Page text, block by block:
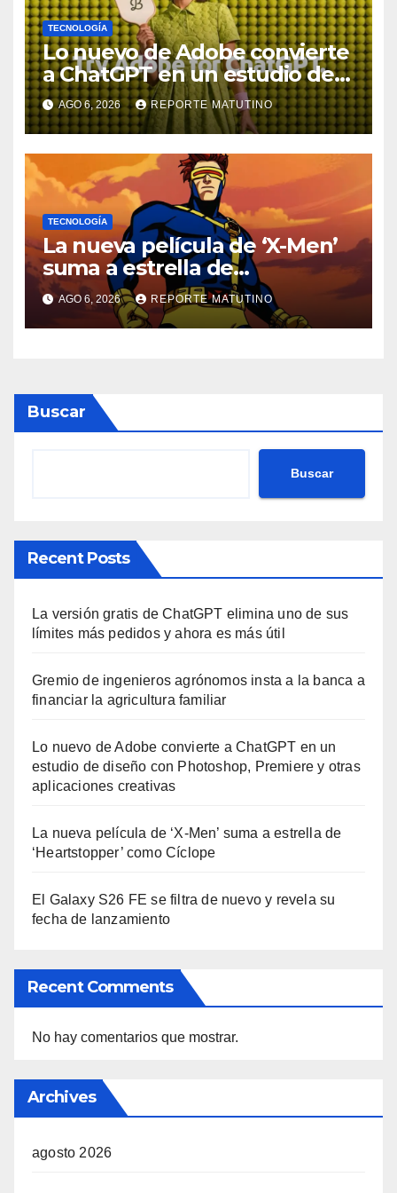
TECNOLOGÍA
Lo nuevo de Adobe convierte
a ChatGPT en un estudio de
diseño con Photoshop,
Premiere y otras aplicaciones
creativas
AGO 6, 2026 REPORTE MATUTINO
TECNOLOGÍA
La nueva película de ‘X-Men’
suma a estrella de
‘Heartstopper’ como Cíclope
AGO 6, 2026 REPORTE MATUTINO
Buscar
Buscar
Recent Posts
La versión gratis de ChatGPT elimina uno de sus
límites más pedidos y ahora es más útil
Gremio de ingenieros agrónomos insta a la banca a
financiar la agricultura familiar
Lo nuevo de Adobe convierte a ChatGPT en un
estudio de diseño con Photoshop, Premiere y otras
aplicaciones creativas
La nueva película de ‘X-Men’ suma a estrella de
‘Heartstopper’ como Cíclope
El Galaxy S26 FE se filtra de nuevo y revela su
fecha de lanzamiento
Recent Comments
No hay comentarios que mostrar.
Archives
agosto 2026